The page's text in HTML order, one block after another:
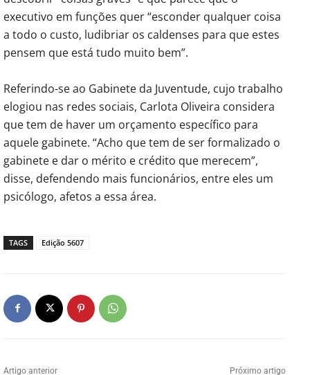
executivo em funções quer “esconder qualquer coisa
a todo o custo, ludibriar os caldenses para que estes
pensem que está tudo muito bem”.
Referindo-se ao Gabinete da Juventude, cujo trabalho
elogiou nas redes sociais, Carlota Oliveira considera
que tem de haver um orçamento específico para
aquele gabinete. “Acho que tem de ser formalizado o
gabinete e dar o mérito e crédito que merecem”,
disse, defendendo mais funcionários, entre eles um
psicólogo, afetos a essa área.
TAGS Edição 5607
Artigo anterior Próximo artigo